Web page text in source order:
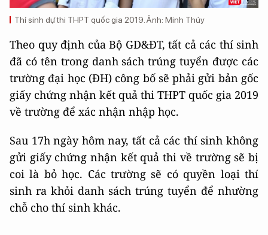
Thí sinh dự thi THPT quốc gia 2019. Ảnh: Minh Thúy
Theo quy định của Bộ GD&ĐT, tất cả các thí sinh
đã có tên trong danh sách trúng tuyển được các
trường đại học (ĐH) công bố sẽ phải gửi bản gốc
giấy chứng nhận kết quả thi THPT quốc gia 2019
về trường để xác nhận nhập học.
Sau 17h ngày hôm nay, tất cả các thí sinh không
gửi giấy chứng nhận kết quả thi về trường sẽ bị
coi là bỏ học. Các trường sẽ có quyền loại thí
sinh ra khỏi danh sách trúng tuyển để nhường
chỗ cho thí sinh khác.